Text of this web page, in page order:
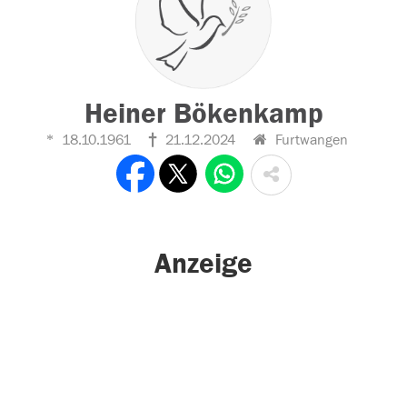
Heiner Bökenkamp
18.10.1961 21.12.2024 Furtwangen
Anzeige